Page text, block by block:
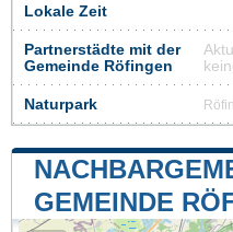
Lokale Zeit
Partnerstädte mit der
Gemeinde Röfingen
Naturpark
GEMEINDE